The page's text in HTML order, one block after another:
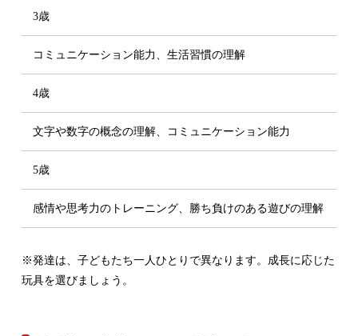
3歳
コミュニケーション能力、生活習慣の理解
4歳
文字や数字の概念の理解、コミュニケーション能力
5歳
感情や思考力のトレーニング、勝ち負けのある遊びの理解
※発達は、子どもたち一人ひとりで異なります。成長に応じた
玩具を選びましょう。